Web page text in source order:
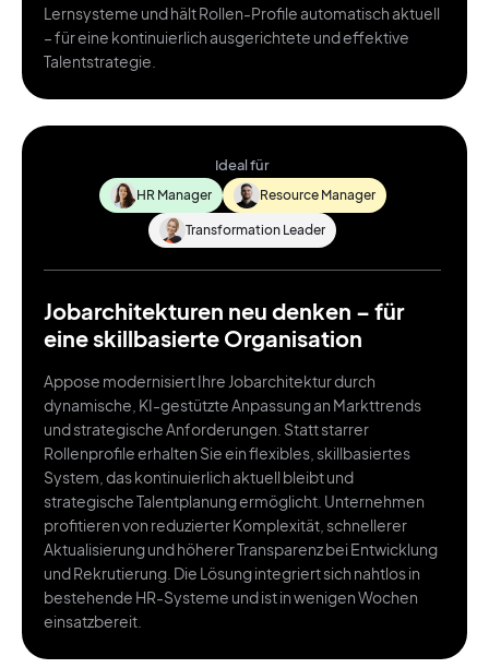
Lernsysteme und hält Rollen-Profile automatisch aktuell
– für eine kontinuierlich ausgerichtete und effektive
Talentstrategie.
Ideal für
HR Manager Resource Manager
Transformation Leader
Jobarchitekturen neu denken – für
eine skillbasierte Organisation
Appose modernisiert Ihre Jobarchitektur durch
dynamische, KI-gestützte Anpassung an Markttrends
und strategische Anforderungen. Statt starrer
Rollenprofile erhalten Sie ein flexibles, skillbasiertes
System, das kontinuierlich aktuell bleibt und
strategische Talentplanung ermöglicht. Unternehmen
profitieren von reduzierter Komplexität, schnellerer
Aktualisierung und höherer Transparenz bei Entwicklung
und Rekrutierung. Die Lösung integriert sich nahtlos in
bestehende HR-Systeme und ist in wenigen Wochen
einsatzbereit.